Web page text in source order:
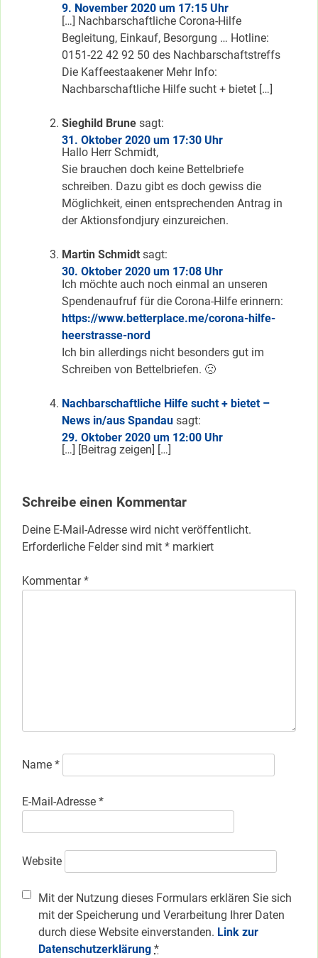
9. November 2020 um 17:15 Uhr
[…] Nachbarschaftliche Corona-Hilfe
Begleitung, Einkauf, Besorgung … Hotline:
0151-22 42 92 50 des Nachbarschaftstreffs
Die Kaffeestaakener Mehr Info:
Nachbarschaftliche Hilfe sucht + bietet […]
Sieghild Brune sagt:
31. Oktober 2020 um 17:30 Uhr
Hallo Herr Schmidt,
Sie brauchen doch keine Bettelbriefe
schreiben. Dazu gibt es doch gewiss die
Möglichkeit, einen entsprechenden Antrag in
der Aktionsfondjury einzureichen.
Martin Schmidt sagt:
30. Oktober 2020 um 17:08 Uhr
Ich möchte auch noch einmal an unseren
Spendenaufruf für die Corona-Hilfe erinnern:
https://www.betterplace.me/corona-hilfe-
heerstrasse-nord
Ich bin allerdings nicht besonders gut im
Schreiben von Bettelbriefen. 🙁
Nachbarschaftliche Hilfe sucht + bietet –
News in/aus Spandau sagt:
29. Oktober 2020 um 12:00 Uhr
[…] [Beitrag zeigen] […]
Schreibe einen Kommentar
Deine E-Mail-Adresse wird nicht veröffentlicht.
Erforderliche Felder sind mit * markiert
Kommentar*
Name *
E-Mail-Adresse *
Website
Mit der Nutzung dieses Formulars erklären Sie sich
mit der Speicherung und Verarbeitung Ihrer Daten
durch diese Website einverstanden. Link zur
Datenschutzerklärung *